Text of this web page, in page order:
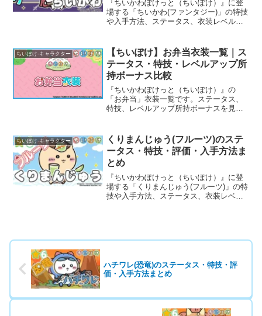
『ちいかわぽけっと（ちいぽけ）』に登
場する「ちいかわ(ファンタジー)」の特技
や入手方法、ステータス、衣装レベルア
載しています。
ちいぽけ-キャラクター
【ちいぽけ】お弁当衣装一覧｜ス
テータス・特技・レベルアップ所
持ボーナス比較
『ちいかわぽけっと（ちいぽけ）』の
「お弁当」衣装一覧です。ステータス、
特技、レベルアップ所持ボーナスを見や
ちいぽけ-キャラクター
くりまんじゅう(フルーツ)のステ
ータス・特技・評価・入手方法ま
とめ
『ちいかわぽけっと（ちいぽけ）』に登
場する「くりまんじゅう(フルーツ)」の特
技や入手方法、ステータス、衣装レベル
ハチワレ(恐竜)のステータス・特技・評
価・入手方法まとめ